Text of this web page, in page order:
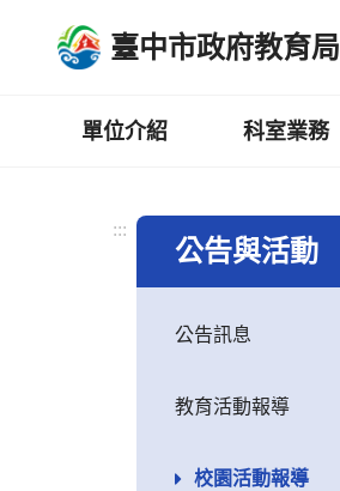
臺中市政府教育局
單位介紹 科室業務
:::
公告與活動
公告訊息
教育活動報導
校園活動報導